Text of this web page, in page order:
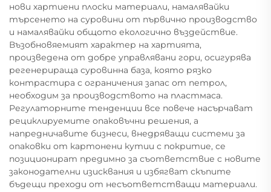
нови хартиени плоски материали, намалявайки
търсенето на суровини от първично производство
и намалявайки общото екологично въздействие.
Възобновяемият характер на хартията,
произведена от добре управлявани гори, осигурява
регенерираща суровинна база, която рязко
контрастира с ограничения запас от петрол,
необходим за производството на пластмаса.
Регулаторните тенденции все повече насърчават
рециклируемите опаковъчни решения, а
напредничавите бизнеси, внедряващи системи за
опаковки от картонени кутии с покритие, се
позиционират предимно за съответствие с новите
законодателни изисквания и избягват скъпите
бъдещи преходи от несъответстващи материали.